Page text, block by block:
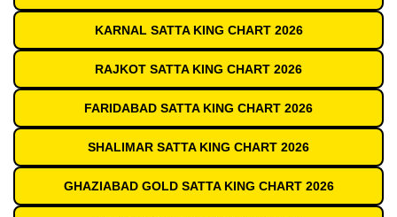
KARNAL SATTA KING CHART 2026
RAJKOT SATTA KING CHART 2026
FARIDABAD SATTA KING CHART 2026
SHALIMAR SATTA KING CHART 2026
GHAZIABAD GOLD SATTA KING CHART 2026